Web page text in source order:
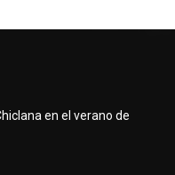
en el verano de